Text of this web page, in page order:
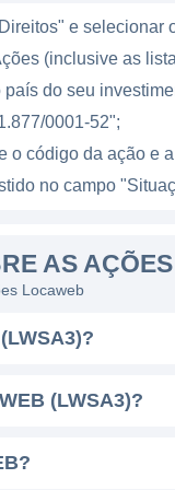
possui
Isso demonstra a
de
de seus clientes.
plataformas
um
vai muito além
de clientes.
e
(inclusive as
do seu
0001-52";
o código da ação e
no campo
AS
Locaweb
(LWSA3)?